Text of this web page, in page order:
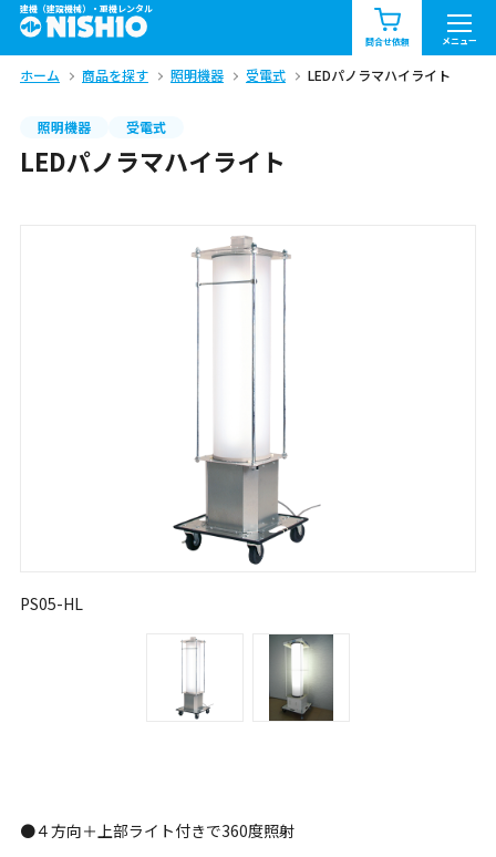
建機（建設機械）・重機レンタル
問合せ依頼 メニュー
商品一覧 お知らせ一覧
問合せ依頼リスト お問合せ
関西
ホーム 商品を探す 照明機器 受電式 LEDパノラマハイライト
照明機器 受電式
LEDパノラマハイライト
PS05-HL
●４方向＋上部ライト付きで360度照射